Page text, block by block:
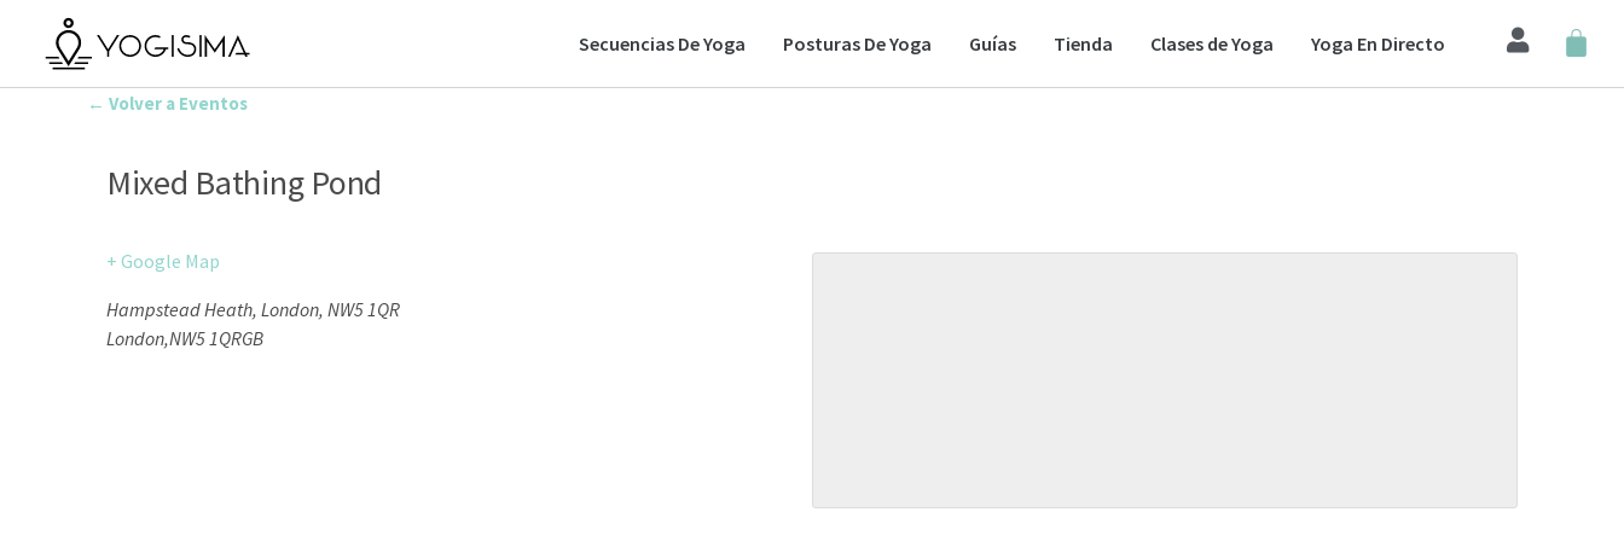
Secuencias De Yoga Posturas De Yoga Guías Tienda Clases de Yoga Yoga En Directo
← Volver a Eventos
Mixed Bathing Pond
+ Google Map
Hampstead Heath, London, NW5 1QR
London,NW5 1QRGB